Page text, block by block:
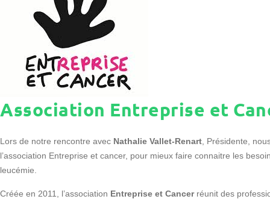
Association Entreprise et
Lors de notre rencontre avec Nathalie Vallet-Renart , Présidente,
l’association Entreprise et cancer, pour mieux faire connaitre les
leucémie.
Créée en 2011, l’association Entreprise et Cancerréunit des